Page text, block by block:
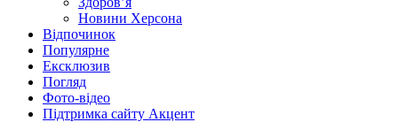
Новини Херсона
Відпочинок
Популярне
Ексклюзив
Погляд
Фото-відео
Підтримка сайту Акцент